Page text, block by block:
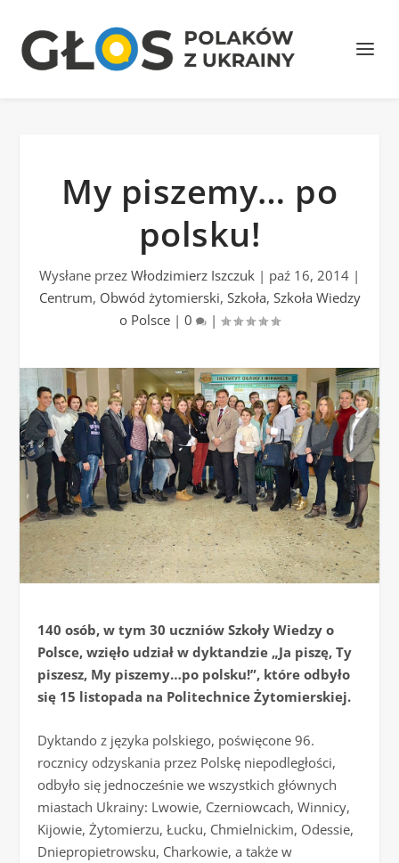
My piszemy… po
polsku!
Wysłane przez Włodzimierz Iszczuk | paź 16, 2014 |
Centrum, Obwód żytomierski, Szkoła, Szkoła Wiedzy
o Polsce | 0 |
140 osób, w tym 30 uczniów Szkoły Wiedzy o
Polsce, wzięło udział w dyktandzie „Ja piszę, Ty
piszesz, My piszemy…po polsku!”, które odbyło
się 15 listopada na Politechnice Żytomierskiej.
Dyktando z języka polskiego, poświęcone 96.
rocznicy odzyskania przez Polskę niepodległości,
odbyło się jednocześnie we wszystkich głównych
miastach Ukrainy: Lwowie, Czerniowcach, Winnicy,
Kijowie, Żytomierzu, Łucku, Chmielnickim, Odessie,
Dniepropietrowsku, Charkowie, a także w